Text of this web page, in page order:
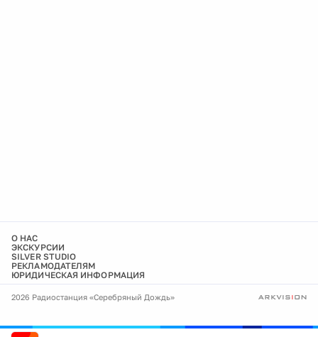
О НАС
ЭКСКУРСИИ
SILVER STUDIO
РЕКЛАМОДАТЕЛЯМ
ЮРИДИЧЕСКАЯ ИНФОРМАЦИЯ
2026 Радиостанция «Серебряный Дождь»